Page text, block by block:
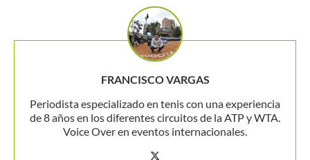
FRANCISCO VARGAS
Periodista especializado en tenis con una experiencia
de 8 años en los diferentes circuitos de la ATP y WTA.
Voice Over en eventos internacionales.